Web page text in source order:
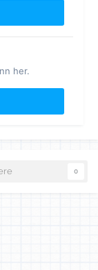
her.
0